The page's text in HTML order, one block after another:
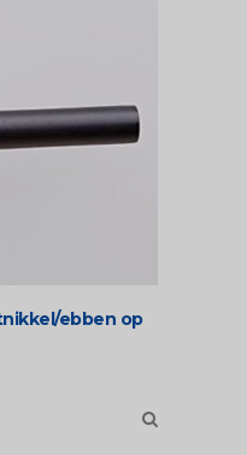
ebben op